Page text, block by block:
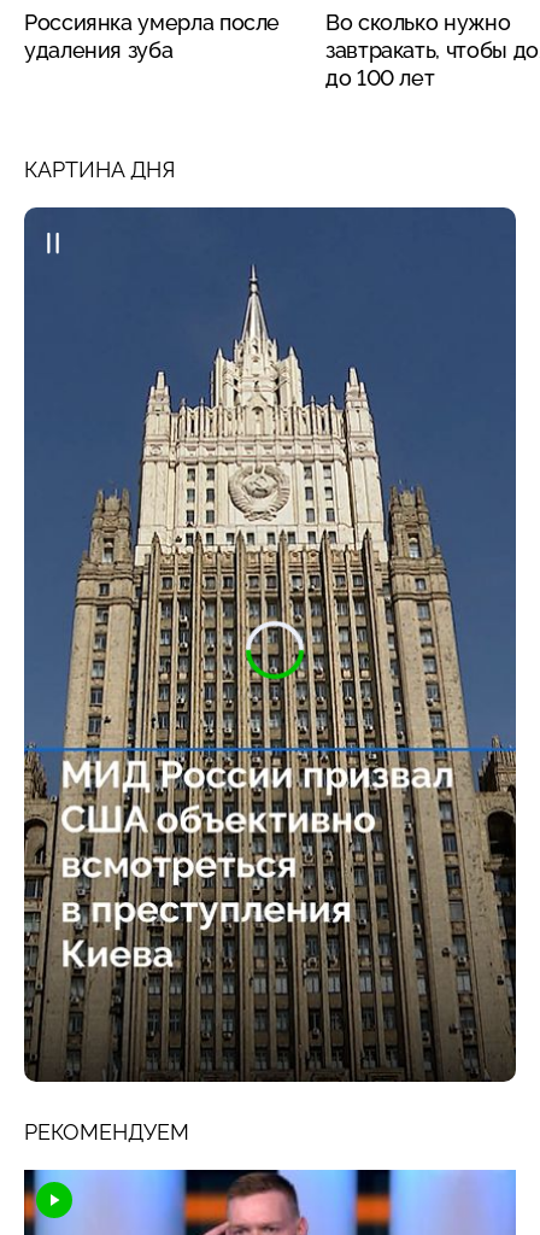
Россиянка умерла после
удаления зуба
Во сколько нужно
завтракать, чтобы
до 100 лет
КАРТИНА ДНЯ
РЕКОМЕНДУЕМ